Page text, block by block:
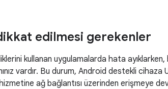
edilmesi gerekenler
kullanan uygulamalarda hata ayıklarken,
vardır. Bu durum, Android destekli cihaza
ağ bağlantısı üzerinden erişmeye